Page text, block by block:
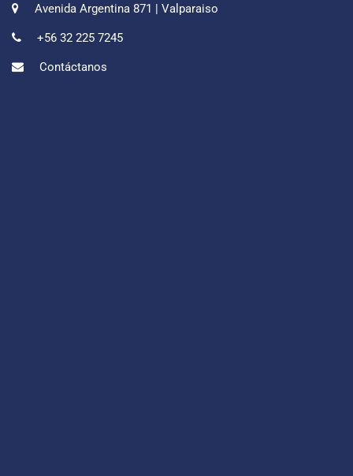
Avenida Argentina 871 | Valparaiso
+56 32 225 7245
Contáctanos